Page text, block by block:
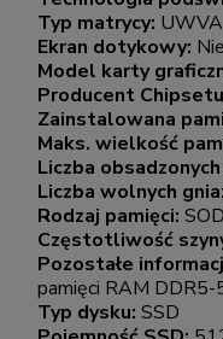
Typ matrycy: UWVA
Ekran dotykowy: Nie
Model karty
Producent
Zainstalowana
Maks. wielkość
Liczba
Liczba wolnych
Rodzaj pamięci:
Częstotliwość
Pozostałe
pamięci RAM
Typ dysku: SSD